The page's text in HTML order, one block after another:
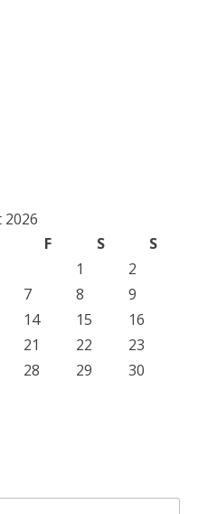
F S
S
1
2
7 8
9
14 15
16
21 22
23
28 29
30